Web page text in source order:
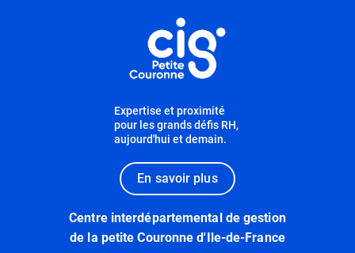
Expertise et proximité
pour les grands défis RH,
aujourd'hui et demain.
En savoir plus
Centre interdépartemental de gestion
de la petite Couronne d'Ile-de-France